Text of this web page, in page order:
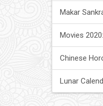
Makar
Movies
Chinese
Lunar